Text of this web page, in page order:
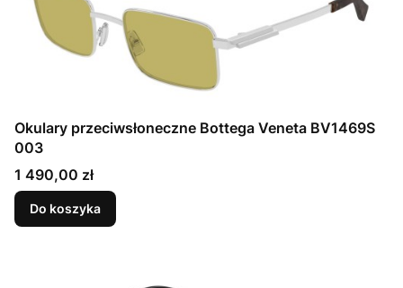
Okulary przeciwsłoneczne Bottega Veneta BV1469S
003
Cena
1 490,00 zł
Do koszyka